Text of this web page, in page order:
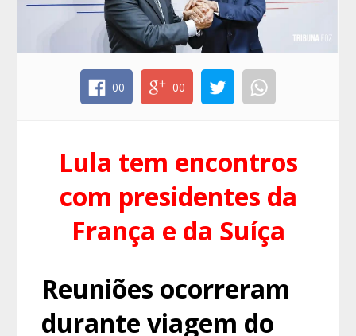
00 00
Lula tem encontros
com presidentes da
França e da Suíça
Reuniões ocorreram
durante viagem do